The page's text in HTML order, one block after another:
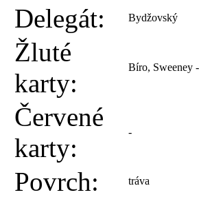
Delegát: Bydžovský
Žluté
karty:
Bíro, Sweeney
Červené
karty:
-
Povrch: tráva